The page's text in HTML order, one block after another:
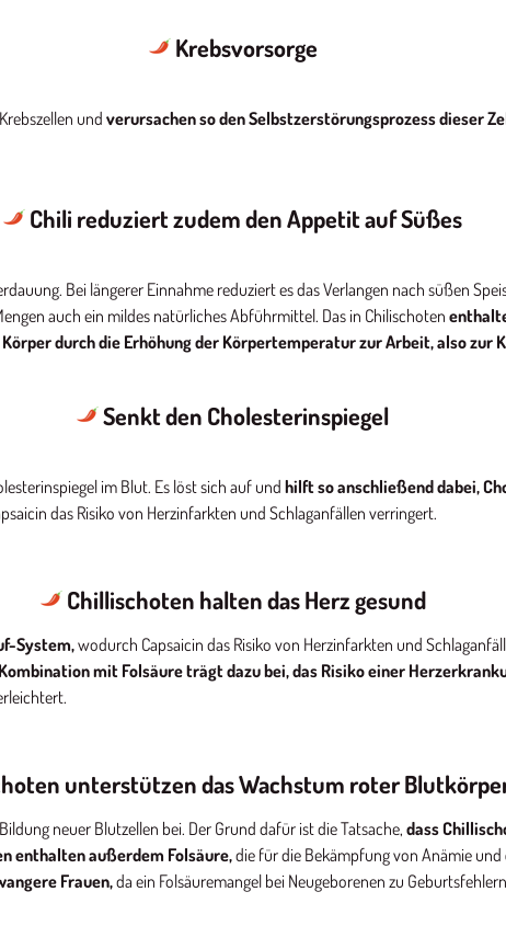
Krebsvorsorge
und verursachen so den Selbstzerstörungsprozess dieser
Chili reduziert zudem den Appetit auf Süßes
Bei längerer Einnahme reduziert es das Verlangen nach süßen
auch ein mildes natürliches Abführmittel. Das in Chilischoten
durch die Erhöhung der Körpertemperatur zur Arbeit, also zur
Senkt den Cholesterinspiegel
im Blut. Es löst sich auf und hilft so anschließend dabei,
das Risiko von Herzinfarkten und Schlaganfällen verringert.
Chillischoten halten das Herz gesund
System,wodurch Capsaicin das Risiko von Herzinfarkten und
mit Folsäure trägt dazu bei, das Risiko einer
unterstützen das Wachstum roter
neuer Blutzellen bei. Der Grund dafür ist die Tatsache, dass
enthalten außerdem Folsäure,die für die Bekämpfung von Anämie und
Frauen,da ein Folsäuremangel bei Neugeborenen zu